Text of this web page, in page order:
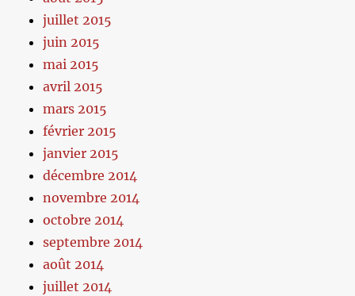
juillet 2015
juin 2015
mai 2015
avril 2015
mars 2015
février 2015
janvier 2015
décembre 2014
novembre 2014
octobre 2014
septembre 2014
août 2014
juillet 2014